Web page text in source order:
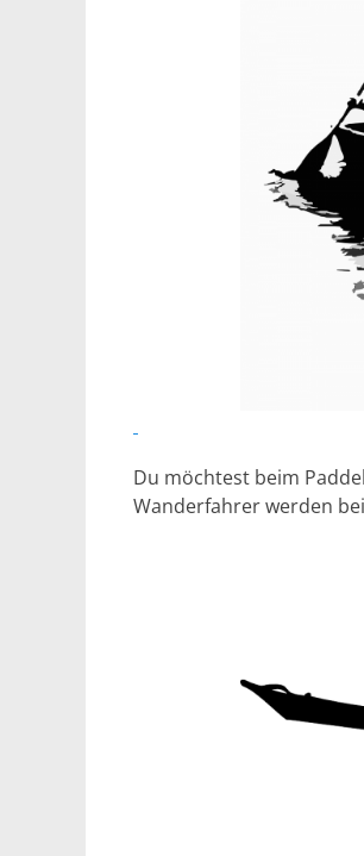
Du möchtest beim
Wanderfahrer werden